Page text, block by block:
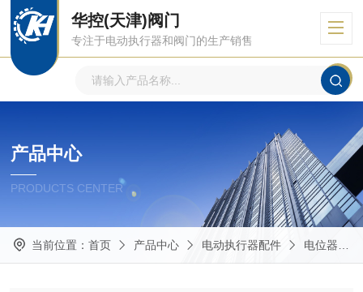
华控(天津)阀门
专注于电动执行器和阀门的生产销售
产品中心
PRODUCTS CENTER
当前位置： 首页 产品中心 电动执行器配件 电位器组件